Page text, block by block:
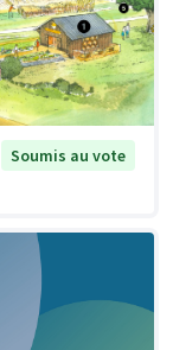
Soumis au vote